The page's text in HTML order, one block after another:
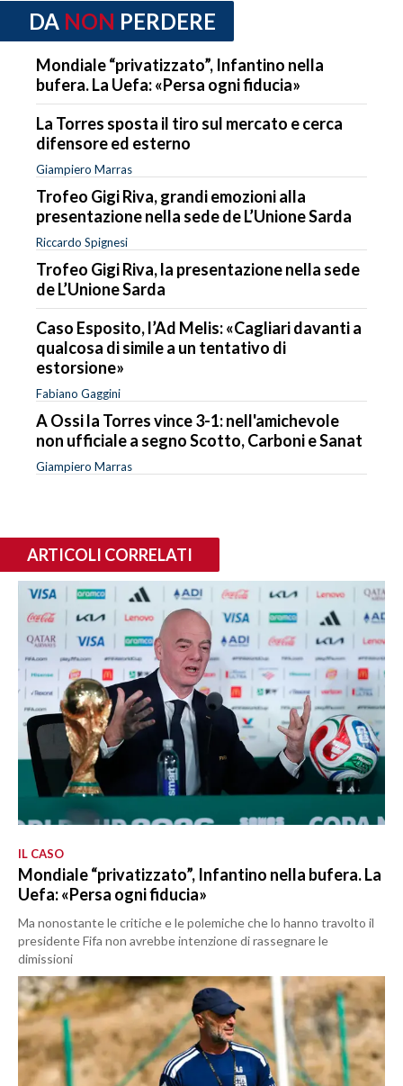
DA NON PERDERE
Mondiale “privatizzato”, Infantino nella
bufera. La Uefa: «Persa ogni fiducia»
La Torres sposta il tiro sul mercato e cerca
difensore ed esterno
Giampiero Marras
Trofeo Gigi Riva, grandi emozioni alla
presentazione nella sede de L’Unione Sarda
Riccardo Spignesi
Trofeo Gigi Riva, la presentazione nella sede
de L’Unione Sarda
Caso Esposito, l’Ad Melis: «Cagliari davanti a
qualcosa di simile a un tentativo di
estorsione»
Fabiano Gaggini
A Ossi la Torres vince 3-1: nell'amichevole
non ufficiale a segno Scotto, Carboni e Sanat
Giampiero Marras
ARTICOLI CORRELATI
IL CASO
Mondiale “privatizzato”, Infantino nella bufera. La
Uefa: «Persa ogni fiducia»
Ma nonostante le critiche e le polemiche che lo hanno travolto il
presidente Fifa non avrebbe intenzione di rassegnare le
dimissioni